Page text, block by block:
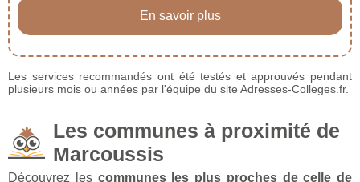
En savoir plus
Les services recommandés ont été testés et approuvés pendant
plusieurs mois ou années par l'équipe du site Adresses-Colleges.fr.
Les communes à proximité de
Marcoussis
Découvrez les communes les plus proches de celle de